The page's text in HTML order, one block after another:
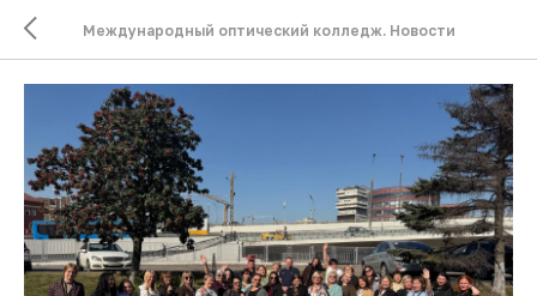
Международный оптический колледж. Новости